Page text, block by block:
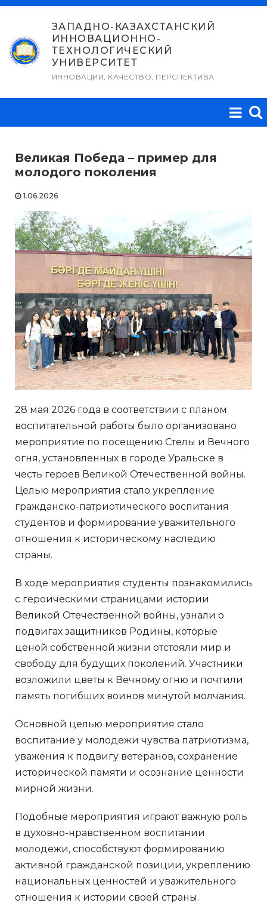
Перейти
содержимому
ЗАПАДНО-КАЗАХСТАНСКИЙ
ИННОВАЦИОННО-
ТЕХНОЛОГИЧЕСКИЙ
УНИВЕРСИТЕТ
ИННОВАЦИИ, КАЧЕСТВО, ПЕРСПЕКТИВА
Великая Победа – пример для
молодого поколения
1.06.2026
28 мая 2026 года в соответствии с планом
воспитательной работы было организовано
мероприятие по посещению Стелы и Вечного
огня, установленных в городе Уральске в
честь героев Великой Отечественной войны.
Целью мероприятия стало укрепление
гражданско-патриотического воспитания
студентов и формирование уважительного
отношения к историческому наследию
страны.
В ходе мероприятия студенты познакомились
с героическими страницами истории
Великой Отечественной войны, узнали о
подвигах защитников Родины, которые
ценой собственной жизни отстояли мир и
свободу для будущих поколений. Участники
возложили цветы к Вечному огню и почтили
память погибших воинов минутой молчания.
Основной целью мероприятия стало
воспитание у молодежи чувства патриотизма,
уважения к подвигу ветеранов, сохранение
исторической памяти и осознание ценности
мирной жизни.
Подобные мероприятия играют важную роль
в духовно-нравственном воспитании
молодежи, способствуют формированию
активной гражданской позиции, укреплению
национальных ценностей и уважительного
отношения к истории своей страны.